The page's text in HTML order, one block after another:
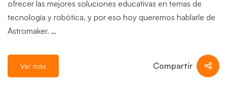
ofrecer las mejores soluciones educativas en temas de
tecnología y robótica, y por eso hoy queremos hablarle de
Astromaker. …
Ver más Compartir